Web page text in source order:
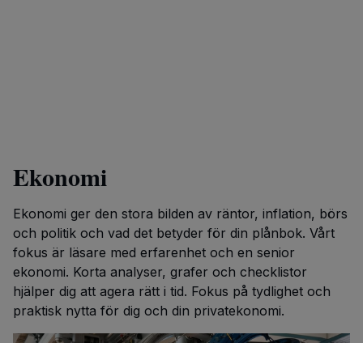
Ekonomi
Ekonomi ger den stora bilden av räntor, inflation, börs
och politik och vad det betyder för din plånbok. Vårt
fokus är läsare med erfarenhet och en senior
ekonomi. Korta analyser, grafer och checklistor
hjälper dig att agera rätt i tid. Fokus på tydlighet och
praktisk nytta för dig och din privatekonomi.